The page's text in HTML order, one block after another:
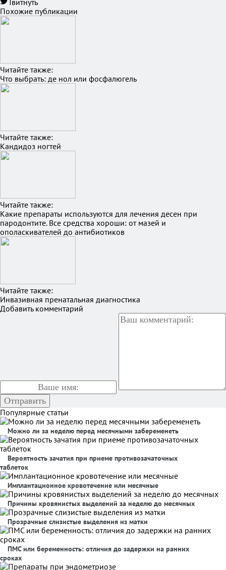
Твитнуть
Похожие публикации
Читайте также:
Что выбрать: де нол или фосфалюгель
Читайте также:
Кандидоз ногтей
Читайте также:
Какие препараты используются для лечения десен при
пародонтите. Все средства хороши: от мазей и
ополаскивателей до антибиотиков
Читайте также:
Инвазивная пренатальная диагностика
Добавить комментарий
Популярные статьи
Можно ли за неделю перед месячными забеременеть
Вероятность зачатия при приеме противозачаточных
таблеток
Имплантационное кровотечение или месячные
Причины кровянистых выделений за неделю до месячных
Прозрачные слизистые выделения из матки
ПМС или беременность: отличия до задержки на ранних
сроках